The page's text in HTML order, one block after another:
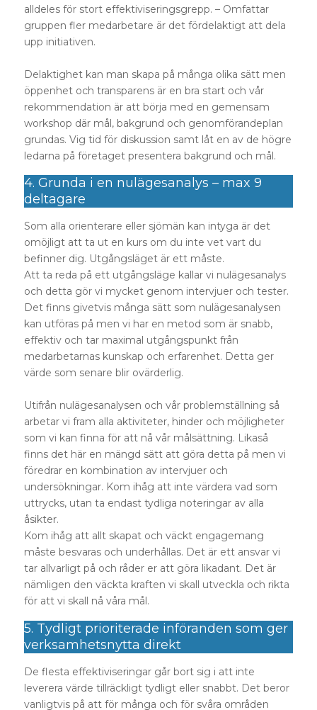
alldeles för stort effektiviseringsgrepp. – Omfattar
gruppen fler medarbetare är det fördelaktigt att dela
upp initiativen.
Delaktighet kan man skapa på många olika sätt men
öppenhet och transparens är en bra start och vår
rekommendation är att börja med en gemensam
workshop där mål, bakgrund och genomförandeplan
grundas. Vig tid för diskussion samt låt en av de högre
ledarna på företaget presentera bakgrund och mål.
4. Grunda i en nulägesanalys – max 9
deltagare
Som alla orienterare eller sjömän kan intyga är det
omöjligt att ta ut en kurs om du inte vet vart du
befinner dig. Utgångsläget är ett måste.
Att ta reda på ett utgångsläge kallar vi nulägesanalys
och detta gör vi mycket genom intervjuer och tester.
Det finns givetvis många sätt som nulägesanalysen
kan utföras på men vi har en metod som är snabb,
effektiv och tar maximal utgångspunkt från
medarbetarnas kunskap och erfarenhet. Detta ger
värde som senare blir ovärderlig.
Utifrån nulägesanalysen och vår problemställning så
arbetar vi fram alla aktiviteter, hinder och möjligheter
som vi kan finna för att nå vår målsättning. Likaså
finns det här en mängd sätt att göra detta på men vi
föredrar en kombination av intervjuer och
undersökningar. Kom ihåg att inte värdera vad som
uttrycks, utan ta endast tydliga noteringar av alla
åsikter.
Kom ihåg att allt skapat och väckt engagemang
måste besvaras och underhållas. Det är ett ansvar vi
tar allvarligt på och råder er att göra likadant. Det är
nämligen den väckta kraften vi skall utveckla och rikta
för att vi skall nå våra mål.
5. Tydligt prioriterade införanden som ger
verksamhetsnytta direkt
De flesta effektiviseringar går bort sig i att inte
leverera värde tillräckligt tydligt eller snabbt. Det beror
vanligtvis på att för många och för svåra områden